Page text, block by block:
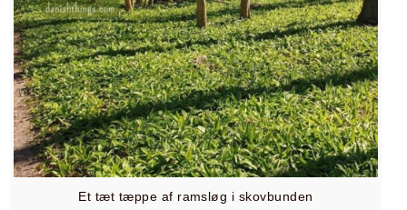
Et tæt tæppe af ramsløg i skovbunden